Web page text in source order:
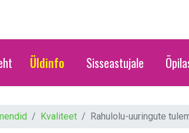
Üldinfo Sisseastujale
Kvaliteet Rahulolu-uuringute